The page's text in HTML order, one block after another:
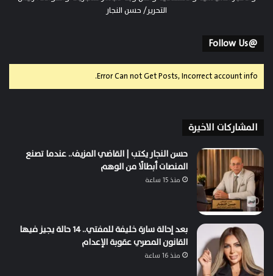
التحرير/ حسن النجار
@Follow Us
Error Can not Get Posts, Incorrect account info.
المشاركات الاخيرة
حسن النجار يكتب | القاضي المزيف.. عندما تصنع
المنصات أبطالًا من الوهم
منذ 15 ساعة
بعد إحالة سارة خليفة للمفتي.. 14 حالة يجيز فيها
القانون المصري عقوبة الإعدام
منذ 16 ساعة